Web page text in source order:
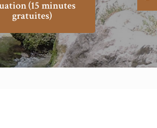
(15 minutes
gratuites)